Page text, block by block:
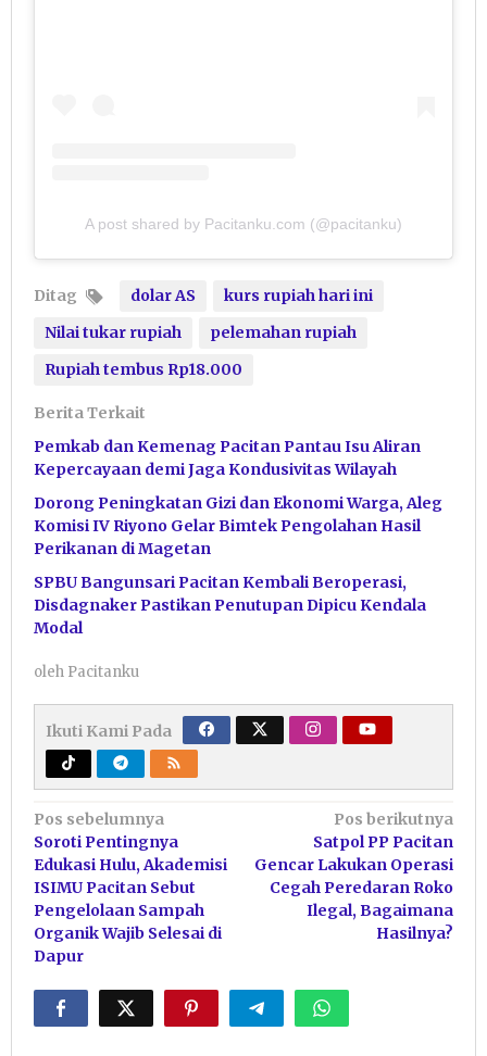
A post shared by Pacitanku.com (@pacitanku)
Ditag dolar AS
kurs rupiah hari ini
Nilai tukar rupiah
pelemahan rupiah
Rupiah tembus Rp18.000
Berita Terkait
Pemkab dan Kemenag Pacitan Pantau Isu Aliran
Kepercayaan demi Jaga Kondusivitas Wilayah
Dorong Peningkatan Gizi dan Ekonomi Warga, Aleg
Komisi IV Riyono Gelar Bimtek Pengolahan Hasil
Perikanan di Magetan
SPBU Bangunsari Pacitan Kembali Beroperasi,
Disdagnaker Pastikan Penutupan Dipicu Kendala
Modal
oleh Pacitanku
Ikuti Kami Pada
Navigasi
pos
Pos sebelumnya
Soroti Pentingnya
Edukasi Hulu, Akademisi
ISIMU Pacitan Sebut
Pengelolaan Sampah
Organik Wajib Selesai di
Dapur
Pos berikutnya
Satpol PP Pacitan
Gencar Lakukan Operasi
Cegah Peredaran Roko
Ilegal, Bagaimana
Hasilnya?